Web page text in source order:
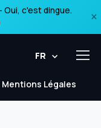
Oui, c'est dingue.
×
FR
Légales